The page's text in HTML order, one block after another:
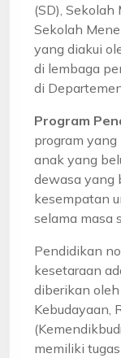
(SD), Sekolah
Sekolah
yang diakui
di lembaga
di
Program
program
anak yang
dewasa yang
kesempatan
selama masa
Pendidikan
kesetaraan
diberikan
Kebudayaan,
memiliki